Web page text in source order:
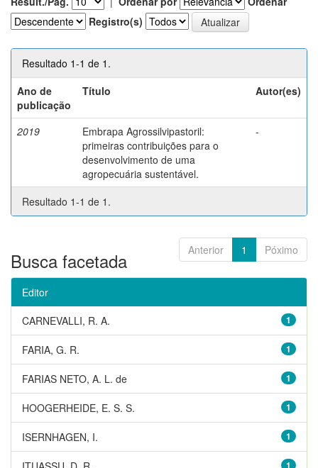
Registro(s)
Resultado 1-1 de 1.
Ano de
publicação
Título Autor(es)
2019
Embrapa Agrossilvipastoril:
primeiras contribuições para o
desenvolvimento de uma
agropecuária sustentável.
-
Resultado 1-1 de 1.
Anterior 1 Póximo
Busca facetada
Editor
1
CARNEVALLI, R. A.
1
FARIA, G. R.
1
FARIAS NETO, A. L. de
1
HOOGERHEIDE, E. S. S.
1
ISERNHAGEN, I.
1